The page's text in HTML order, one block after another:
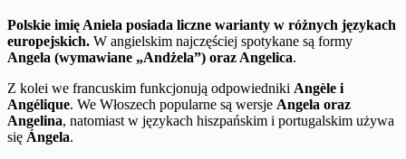
Polskie imię Aniela posiada liczne warianty w różnych językach
europejskich. W angielskim najczęściej spotykane są formy
Angela (wymawiane „Andżela”) oraz Angelica.
Z kolei we francuskim funkcjonują odpowiedniki Angèle i
Angélique. We Włoszech popularne są wersje Angela oraz
Angelina, natomiast w językach hiszpańskim i portugalskim używa
się Ángela.